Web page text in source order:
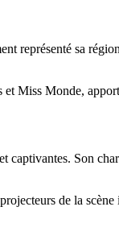
représenté sa
Miss Monde,
Son
de la scène